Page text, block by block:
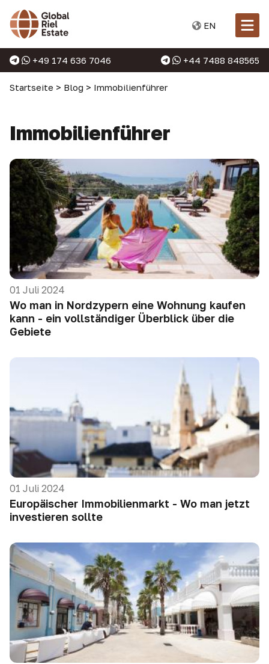
EN
+49 174 636 7046 +44 7488 848565
Startseite > Blog > Immobilienführer
Immobilienführer
01 Juli 2024
Wo man in Nordzypern eine Wohnung kaufen
kann - ein vollständiger Überblick über die
Gebiete
01 Juli 2024
Europäischer Immobilienmarkt - Wo man jetzt
investieren sollte